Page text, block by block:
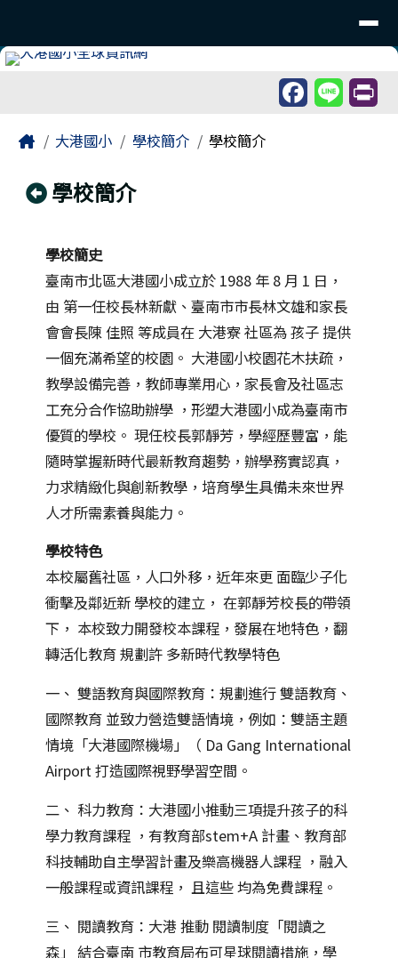
主內容區域
Home大港國小 學校簡介 學校簡介
回上頁
學校簡介
學校簡史
臺南市北區大港國小成立於 1988 年 8 月 1 日，
由 第一任校長林新獻、臺南市市長林文雄和家長
會會長陳 佳照 等成員在 大港寮 社區為 孩子 提供
一個充滿希望的校園。 大港國小校園花木扶疏，
教學設備完善，教師專業用心，家長會及社區志
工充分合作協助辦學 ，形塑大港國小成為臺南市
優質的學校。 現任校長郭靜芳，學經歷豐富，能
隨時掌握新時代最新教育趨勢，辦學務實認真，
力求精緻化與創新教學，培育學生具備未來世界
人才所需素養與能力。
學校特色
本校屬舊社區，人口外移，近年來更 面臨少子化
衝擊及鄰近新 學校的建立， 在郭靜芳校長的帶領
下， 本校致力開發校本課程，發展在地特色，翻
轉活化教育 規劃許 多新時代教學特色
一、 雙語教育與國際教育：規劃進行 雙語教育、
國際教育 並致力營造雙語情境，例如：雙語主題
情境「大港國際機場」（ Da Gang International
Airport 打造國際視野學習空間。
二、 科力教育：大港國小推動三項提升孩子的科
學力教育課程 ，有教育部stem+A 計畫、教育部
科技輔助自主學習計畫及樂高機器人課程 ，融入
一般課程或資訊課程， 且這些 均為免費課程。
三、 閱讀教育：大港 推動 閱讀制度「閱讀之
森」 結合臺南 市教育局布可星球閱讀措施，學
頁尾區域